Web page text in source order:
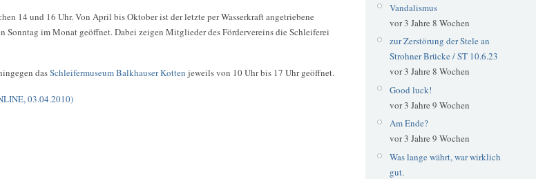
14 und 16 Uhr. Von April bis Oktober ist der letzte per Wasserkraft angetriebene
Sonntag im Monat geöffnet. Dabei zeigen Mitglieder des Fördervereins die Schleiferei
dasSchleifermuseum Balkhauser Kotten jeweils von 10 Uhr bis 17 Uhr geöffnet.
03.04.2010)
Vandalismus
vor 3 Jahre 8 Wochen
zur Zerstörung der Stele an
Strohner Brücke / ST 10.6.23
vor 3 Jahre 8 Wochen
Good luck!
vor 3 Jahre 9 Wochen
Am Ende?
vor 3 Jahre 9 Wochen
Was lange währt, war wirklich
gut.